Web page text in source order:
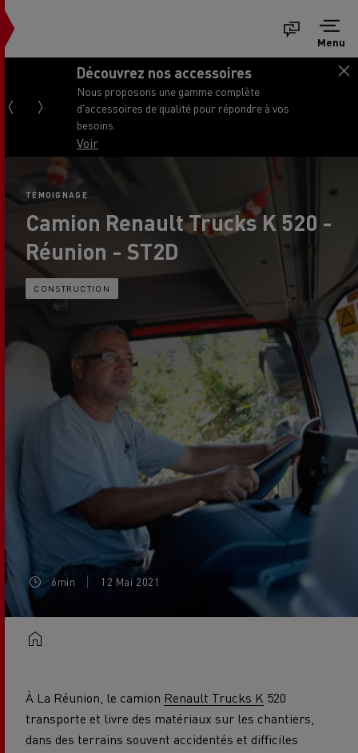
Menu
Découvrez nos accessoires
Nous proposons une gamme complète
d'accessoires de qualité pour répondre à vos
besoins.
Voir
TÉMOIGNAGE
Camion Renault Trucks K 520 -
Réunion - ST2D
CONSTRUCTION
6min 12 Mai 2021
À La Réunion, le camion Renault Trucks K 520
transporte et livre des matériaux sur les chantiers,
dans des terrains souvent accidentés et difficiles